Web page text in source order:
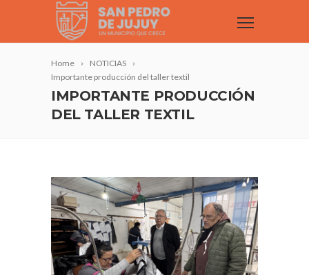
Home
NOTICIAS
Importante producción del taller textil
IMPORTANTE PRODUCCIÓN
DEL TALLER TEXTIL